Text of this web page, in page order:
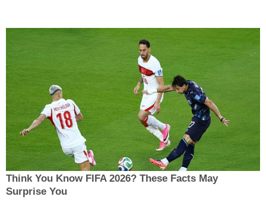
Think You Know FIFA 2026? These Facts May
Surprise You